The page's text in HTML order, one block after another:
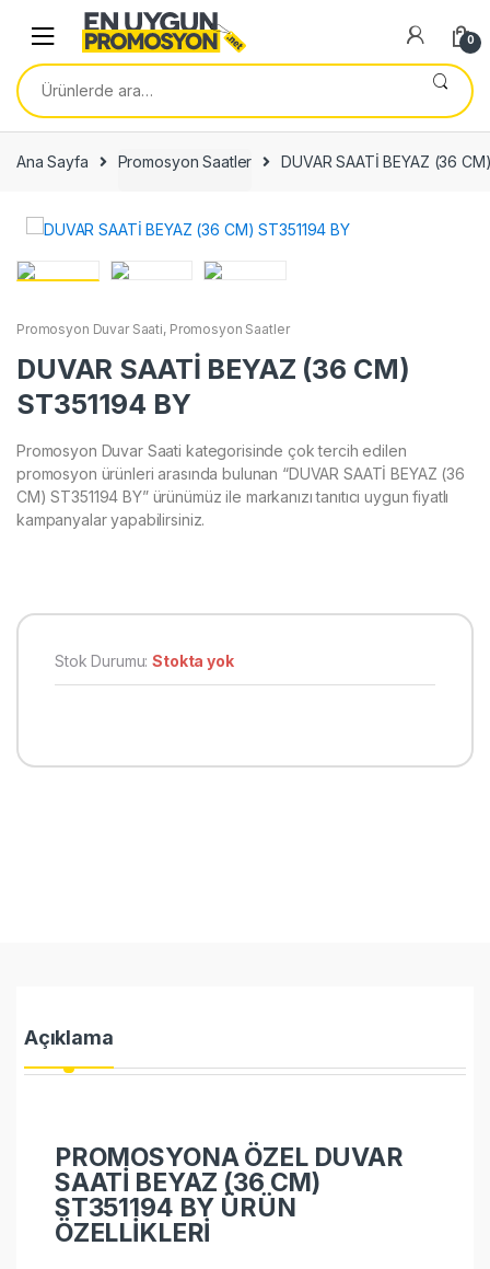
navigation
content
0
Ara:
Ana Sayfa Promosyon Saatler DUVAR SAATİ BEYAZ (36
Promosyon Duvar Saati, Promosyon Saatler
DUVAR SAATİ BEYAZ (36 CM)
ST351194 BY
Promosyon Duvar Saati kategorisinde çok tercih edilen
promosyon ürünleri arasında bulunan “DUVAR SAATİ BEYAZ (36
CM) ST351194 BY” ürünümüz ile markanızı tanıtıcı uygun fiyatlı
kampanyalar yapabilirsiniz.
Stok Durumu:Stokta yok
Açıklama
PROMOSYONA ÖZEL DUVAR
SAATİ BEYAZ (36 CM)
ST351194 BY ÜRÜN
ÖZELLİKLERİ